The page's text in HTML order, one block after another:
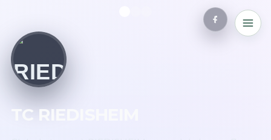
TC RIEDISHEIM